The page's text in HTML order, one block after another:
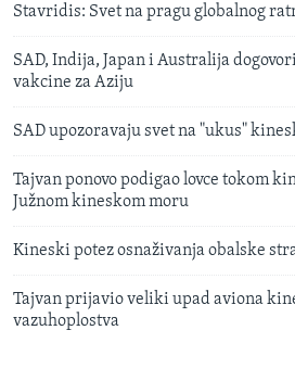
Stavridis: Svet na pragu globalnog
SAD, Indija, Japan i Australija
vakcine za Aziju
SAD upozoravaju svet na "ukus"
Tajvan ponovo podigao lovce tokom
Južnom kineskom moru
Kineski potez osnaživanja obalske
Tajvan prijavio veliki upad aviona
vazuhoplostva